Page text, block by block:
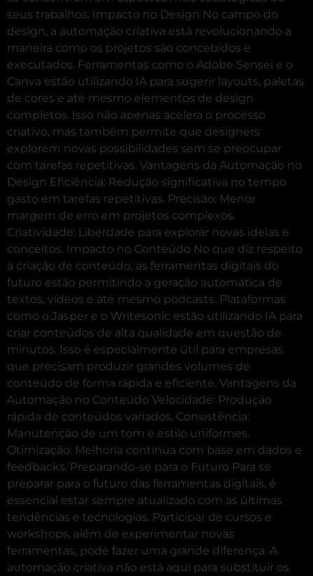
seus trabalhos. Impacto no Design No campo do
design, a automação criativa está revolucionando a
maneira como os projetos são concebidos e
executados. Ferramentas como o Adobe Sensei e o
Canva estão utilizando IA para sugerir layouts, paletas
de cores e até mesmo elementos de design
completos. Isso não apenas acelera o processo
criativo, mas também permite que designers
explorem novas possibilidades sem se preocupar
com tarefas repetitivas. Vantagens da Automação no
Design Eficiência: Redução significativa no tempo
gasto em tarefas repetitivas. Precisão: Menor
margem de erro em projetos complexos.
Criatividade: Liberdade para explorar novas ideias e
conceitos. Impacto no Conteúdo No que diz respeito
à criação de conteúdo, as ferramentas digitais do
futuro estão permitindo a geração automática de
textos, vídeos e até mesmo podcasts. Plataformas
como o Jasper e o Writesonic estão utilizando IA para
criar conteúdos de alta qualidade em questão de
minutos. Isso é especialmente útil para empresas
que precisam produzir grandes volumes de
conteúdo de forma rápida e eficiente. Vantagens da
Automação no Conteúdo Velocidade: Produção
rápida de conteúdos variados. Consistência:
Manutenção de um tom e estilo uniformes.
Otimização: Melhoria contínua com base em dados e
feedbacks. Preparando-se para o Futuro Para se
preparar para o futuro das ferramentas digitais, é
essencial estar sempre atualizado com as últimas
tendências e tecnologias. Participar de cursos e
workshops, além de experimentar novas
ferramentas, pode fazer uma grande diferença. A
automação criativa não está aqui para substituir os